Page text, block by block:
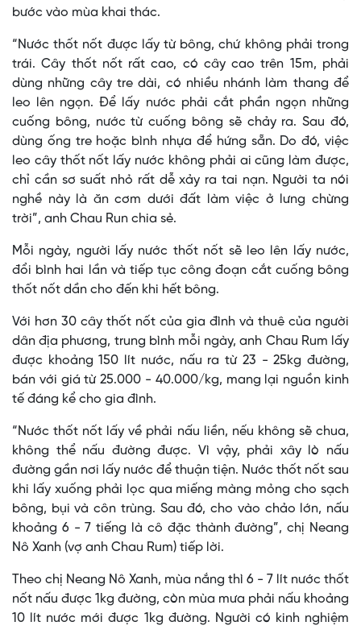
bước vào mùa khai thác.
“Nước thốt nốt được lấy từ bông, chứ không phải trong
trái. Cây thốt nốt rất cao, có cây cao trên 15m, phải
dùng những cây tre dài, có nhiều nhánh làm thang để
leo lên ngọn. Để lấy nước phải cắt phần ngọn những
cuống bông, nước từ cuống bông sẽ chảy ra. Sau đó,
dùng ống tre hoặc bình nhựa để hứng sẵn. Do đó, việc
leo cây thốt nốt lấy nước không phải ai cũng làm được,
chỉ cần sơ suất nhỏ rất dễ xảy ra tai nạn. Người ta nói
nghề này là ăn cơm dưới đất làm việc ở lưng chừng
trời”, anh Chau Run chia sẻ.
Mỗi ngày, người lấy nước thốt nốt sẽ leo lên lấy nước,
đổi bình hai lần và tiếp tục công đoạn cắt cuống bông
thốt nốt dần cho đến khi hết bông.
Với hơn 30 cây thốt nốt của gia đình và thuê của người
dân địa phương, trung bình mỗi ngày, anh Chau Rum lấy
được khoảng 150 lít nước, nấu ra từ 23 - 25kg đường,
bán với giá từ 25.000 - 40.000/kg, mang lại nguồn kinh
tế đáng kể cho gia đình.
“Nước thốt nốt lấy về phải nấu liền, nếu không sẽ chua,
không thể nấu đường được. Vì vậy, phải xây lò nấu
đường gần nơi lấy nước để thuận tiện. Nước thốt nốt sau
khi lấy xuống phải lọc qua miếng màng mỏng cho sạch
bông, bụi và côn trùng. Sau đó, cho vào chảo lớn, nấu
khoảng 6 - 7 tiếng là cô đặc thành đường”, chị Neang
Nô Xanh (vợ anh Chau Rum) tiếp lời.
Theo chị Neang Nô Xanh, mùa nắng thì 6 - 7 lít nước thốt
nốt nấu được 1kg đường, còn mùa mưa phải nấu khoảng
10 lít nước mới được 1kg đường. Người có kinh nghiệm